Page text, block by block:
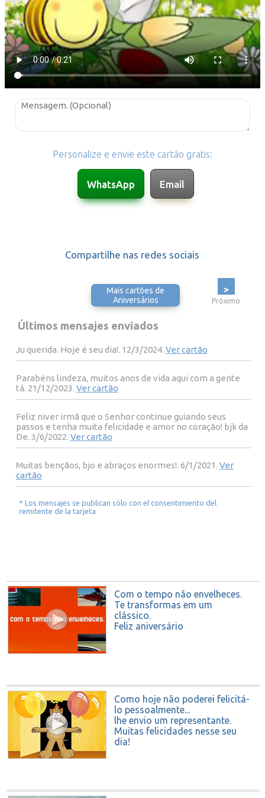
Personalize e envie este cartão gratis:
Compartilhe nas redes sociais
Mais cartões de
Aniversários
>
Próximo
Últimos mensajes enviados
Ju querida. Hoje é seu dia!. 12/3/2024. Ver cartão
Parabéns lindeza, muitos anos de vida aqui com a gente
tá. 21/12/2023. Ver cartão
Feliz niver irmã que o Senhor continue guiando seus
passos e tenha muita felicidade e amor no coração! bjk da
De. 3/6/2022. Ver cartão
Muitas bençãos, bjo e abraços enormes!. 6/1/2021. Ver
cartão
* Los mensajes se publican sólo con el consentimiento del
remitente de la tarjeta
Com o tempo não envelheces.
Te transformas em um
clássico.
Feliz aniversário
Como hoje não poderei felicitá-
lo pessoalmente...
lhe envio um representante.
Muitas felicidades nesse seu
dia!